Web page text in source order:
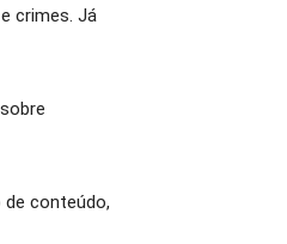
crimes. Já
de conteúdo,